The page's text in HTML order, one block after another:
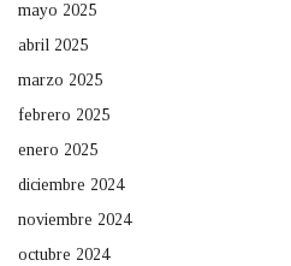
mayo 2025
abril 2025
marzo 2025
febrero 2025
enero 2025
diciembre 2024
noviembre 2024
octubre 2024